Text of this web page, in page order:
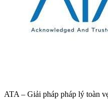
ATA – Giải pháp pháp lý toàn